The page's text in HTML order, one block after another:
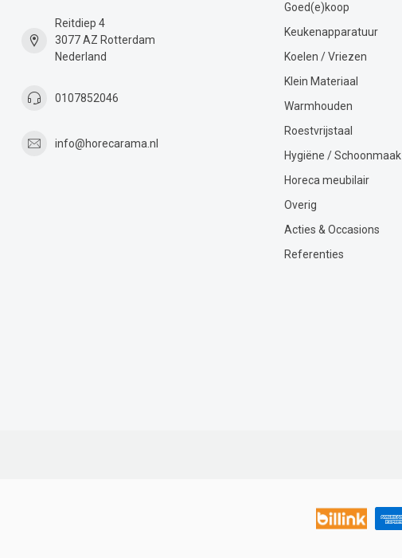
Reitdiep 4
3077 AZ Rotterdam
Nederland
0107852046
info@horecarama.nl
Goed(e)koop
Keukenapparatuur
Koelen / Vriezen
Klein Materiaal
Warmhouden
Roestvrijstaal
Hygiëne / Schoonmaak
Horeca meubilair
Overig
Acties & Occasions
Referenties